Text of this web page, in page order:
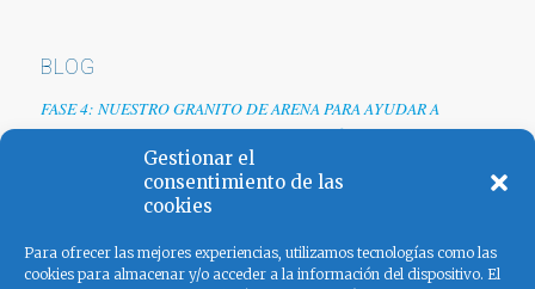
Gestionar el
consentimiento de las
cookies
Para ofrecer las mejores experiencias, utilizamos tecnologías como las
cookies para almacenar y/o acceder a la información del dispositivo. El
BLOG
FASE 4: NUESTRO GRANITO DE ARENA PARA AYUDAR A
EMPRESAS TRAS LA CRISIS DEL COVID-19
Renovamos web